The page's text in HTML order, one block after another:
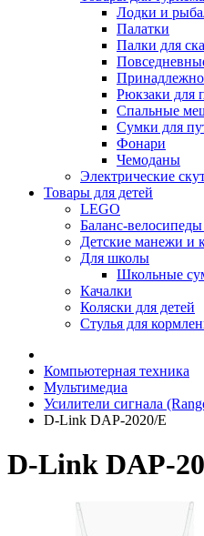
Лодки и
Палатки
Палки для
Рюкзаки для
Спальные
Сумки для
Фонари
Чемоданы
Электрические
Товары для детей
LEGO
Баланс-велосипеды
Детские манежи и
Для школы
Школьные
Качалки
Коляски для детей
Стулья для
Компьютерная техника
Мультимедиа
Усилители сигнала
D-Link DAP-2020/E
D-Link DAP-